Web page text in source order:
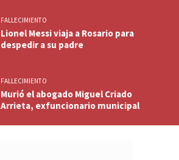
FALLECIMIENTO
Lionel Messi viaja a Rosario para
despedir a su padre
FALLECIMIENTO
Murió el abogado Miguel Criado
Arrieta, exfuncionario municipal